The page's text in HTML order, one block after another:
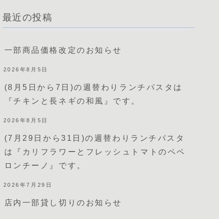
最近の投稿
一部商品価格改定のお知らせ
2026年8月5日
(8月5日から7日)の週替わりランチパスタは
『チキンと長ネギの和風』です。
2026年8月5日
(7月29日から31日)の週替わりランチパスタ
は『カリフラワーとフレッシュトマトのペペ
ロンチーノ』です。
2026年7月29日
店内一部貸し切りのお知らせ